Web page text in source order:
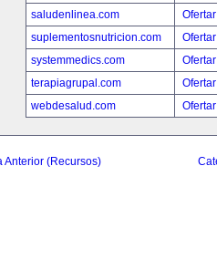
saludenlinea.com
suplementosnutricion.com
systemmedics.com
terapiagrupal.com
webdesalud.com
Anterior (Recursos)